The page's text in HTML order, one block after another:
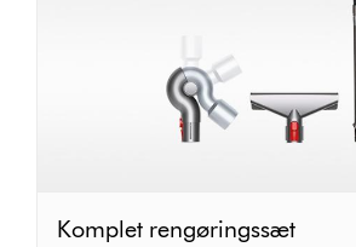
Komplet
Komplet rengøringssæt